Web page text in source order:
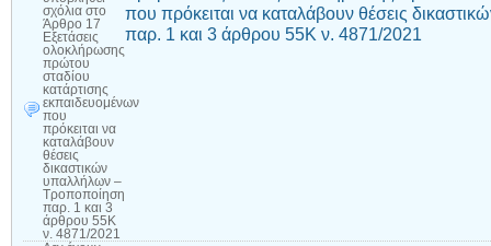
σχόλια στο
Άρθρο 17
Εξετάσεις
ολοκλήρωσης
πρώτου
σταδίου
κατάρτισης
εκπαιδευομένων
που
πρόκειται να
καταλάβουν
θέσεις
δικαστικών
υπαλλήλων –
Τροποποίηση
παρ. 1 και 3
άρθρου 55Κ
ν. 4871/2021
που πρόκειται να καταλάβουν θέσεις
παρ. 1 και 3 άρθρου 55Κ ν. 4871/2021